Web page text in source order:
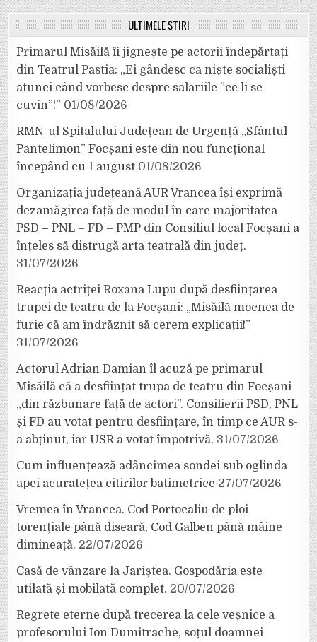
ULTIMELE ȘTIRI
Primarul Misăilă îi jignește pe actorii îndepărtați
din Teatrul Pastia: „Ei gândesc ca niște socialiști
atunci când vorbesc despre salariile ”ce li se
cuvin”!” 01/08/2026
RMN-ul Spitalului Județean de Urgență „Sfântul
Pantelimon” Focșani este din nou funcțional
începând cu 1 august 01/08/2026
Organizația județeană AUR Vrancea își exprimă
dezamăgirea față de modul în care majoritatea
PSD – PNL – FD – PMP din Consiliul local Focșani a
înțeles să distrugă arta teatrală din județ.
31/07/2026
Reacția actriței Roxana Lupu după desființarea
trupei de teatru de la Focșani: „Misăilă mocnea de
furie că am îndrăznit să cerem explicații!”
31/07/2026
Actorul Adrian Damian îl acuză pe primarul
Misăilă că a desființat trupa de teatru din Focșani
„din răzbunare față de actori”. Consilierii PSD, PNL
și FD au votat pentru desființare, în timp ce AUR s-
a abținut, iar USR a votat împotrivă. 31/07/2026
Cum influențează adâncimea sondei sub oglinda
apei acuratețea citirilor batimetrice 27/07/2026
Vremea în Vrancea. Cod Portocaliu de ploi
torențiale până diseară, Cod Galben până mâine
dimineață. 22/07/2026
Casă de vânzare la Jariștea. Gospodăria este
utilată și mobilată complet. 20/07/2026
Regrete eterne după trecerea la cele veșnice a
profesorului Ion Dumitrache, soțul doamnei